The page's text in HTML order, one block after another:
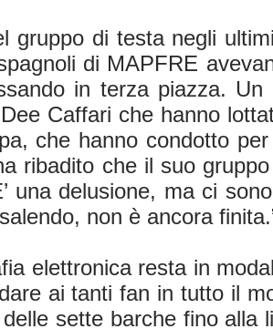
gruppo di testa negli
di MAPFRE
in terza piazza. Un
Caffari che hanno
che hanno condotto
ribadito che il suo
una delusione, ma ci
non è ancora
elettronica resta in
ai tanti fan in tutto il
sette barche fino alla